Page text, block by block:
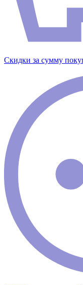
Скидки за сумму